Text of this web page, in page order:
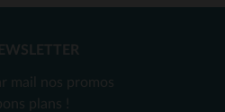
mail nos promos
plans !